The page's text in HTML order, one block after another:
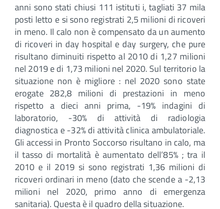
anni sono stati chiusi 111 istituti i, tagliati 37 mila
posti letto e si sono registrati 2,5 milioni di ricoveri
in meno. Il calo non è compensato da un aumento
di ricoveri in day hospital e day surgery, che pure
risultano diminuiti rispetto al 2010 di 1,27 milioni
nel 2019 e di 1,73 milioni nel 2020. Sul territorio la
situazione non è migliore : nel 2020 sono state
erogate 282,8 milioni di prestazioni in meno
rispetto a dieci anni prima, -19% indagini di
laboratorio, -30% di attività di radiologia
diagnostica e -32% di attività clinica ambulatoriale.
Gli accessi in Pronto Soccorso risultano in calo, ma
il tasso di mortalità è aumentato dell’85% ; tra il
2010 e il 2019 si sono registrati 1,36 milioni di
ricoveri ordinari in meno (dato che scende a -2,13
milioni nel 2020, primo anno di emergenza
sanitaria). Questa è il quadro della situazione.